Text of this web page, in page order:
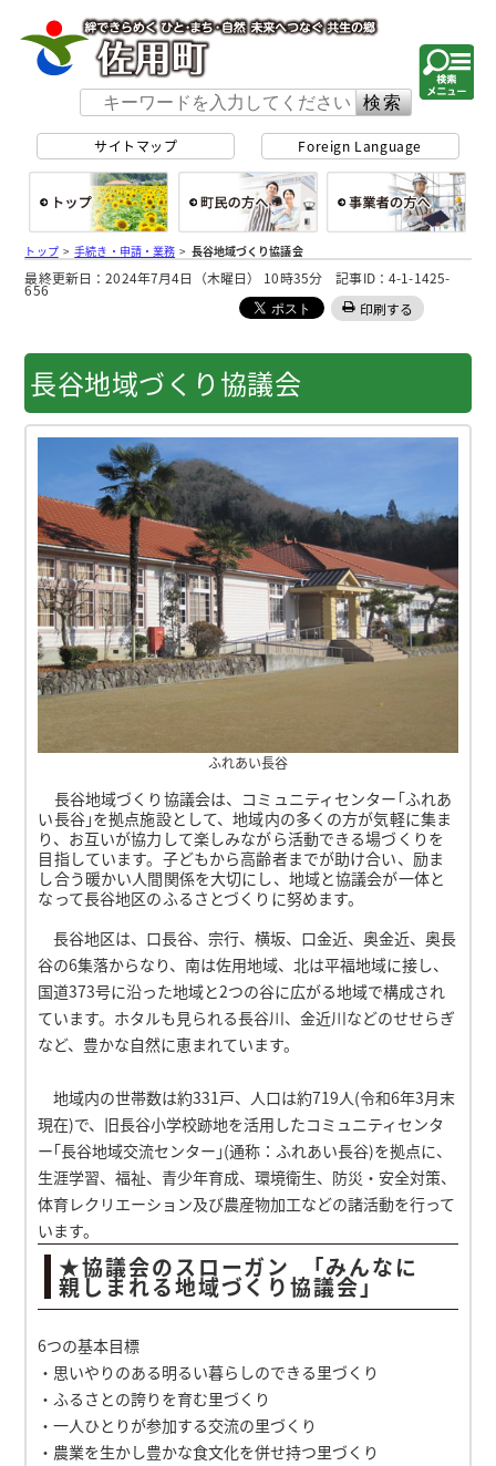
サイトマップ Foreign Language
総合トップ
トップ>手続き・申請・業務 > 長谷地域づくり協議会
最終更新日：2024年7月4日（木曜日） 10時35分 記事ID：4-1-1425-
656
印刷する
長谷地域づくり協議会
ふれあい長谷
長谷地域づくり協議会は、コミュニティセンター｢ふれあ
い長谷｣を拠点施設として、地域内の多くの方が気軽に集ま
り、お互いが協力して楽しみながら活動できる場づくりを
目指しています。子どもから高齢者までが助け合い、励ま
し合う暖かい人間関係を大切にし、地域と協議会が一体と
なって長谷地区のふるさとづくりに努めます。
長谷地区は、口長谷、宗行、横坂、口金近、奥金近、奥長
谷の6集落からなり、南は佐用地域、北は平福地域に接し、
国道373号に沿った地域と2つの谷に広がる地域で構成され
ています。ホタルも見られる長谷川、金近川などのせせらぎ
など、豊かな自然に恵まれています。
地域内の世帯数は約331戸、人口は約719人(令和6年3月末
現在)で、旧長谷小学校跡地を活用したコミュニティセンタ
ー｢長谷地域交流センター｣(通称：ふれあい長谷)を拠点に、
生涯学習、福祉、青少年育成、環境衛生、防災・安全対策、
体育レクリエーション及び農産物加工などの諸活動を行って
います。
★協議会のスローガン ｢みんなに
親しまれる地域づくり協議会｣
6つの基本目標
・思いやりのある明るい暮らしのできる里づくり
・ふるさとの誇りを育む里づくり
・一人ひとりが参加する交流の里づくり
・農業を生かし豊かな食文化を併せ持つ里づくり